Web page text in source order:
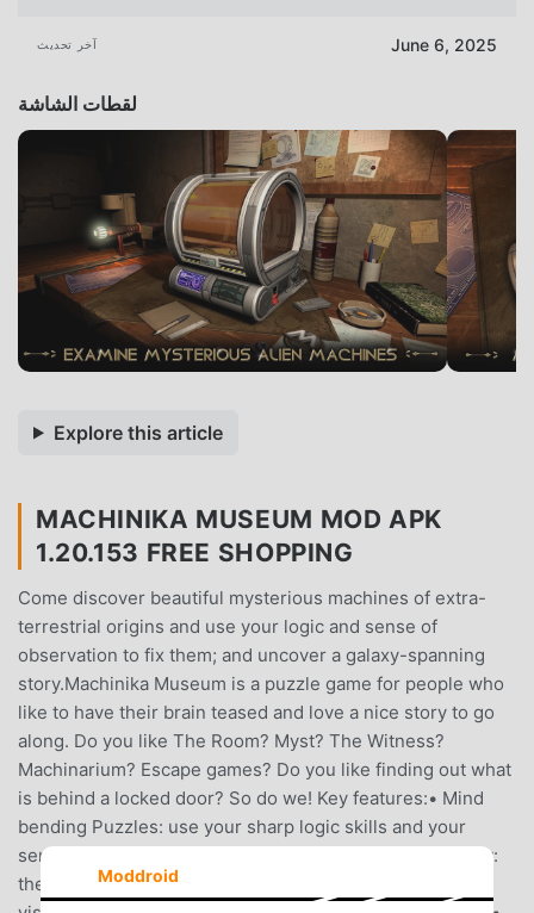
آخر تحديث June 6, 2025
لقطات الشاشة
Explore this article
MACHINIKA MUSEUM MOD APK
1.20.153 FREE SHOPPING
Come discover beautiful mysterious machines of extra-
terrestrial origins and use your logic and sense of
observation to fix them; and uncover a galaxy-spanning
story.Machinika Museum is a puzzle game for people who
like to have their brain teased and love a nice story to go
along. Do you like The Room? Myst? The Witness?
Machinarium? Escape games? Do you like finding out what
is behind a locked door? So do we! Key features:• Mind
bending Puzzles: use your sharp logic skills and your
sense of observation• Mysterious atmosphere and story:
there is so much you don't know about yet...• Wonderful
Moddroid